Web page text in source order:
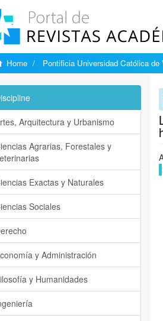
Home Pontificia Universidad Católica de
Arquitectura y Urbanismo
Agrarias, Forestales y
Exactas y Naturales
Sociales
y Administración
y Humanidades